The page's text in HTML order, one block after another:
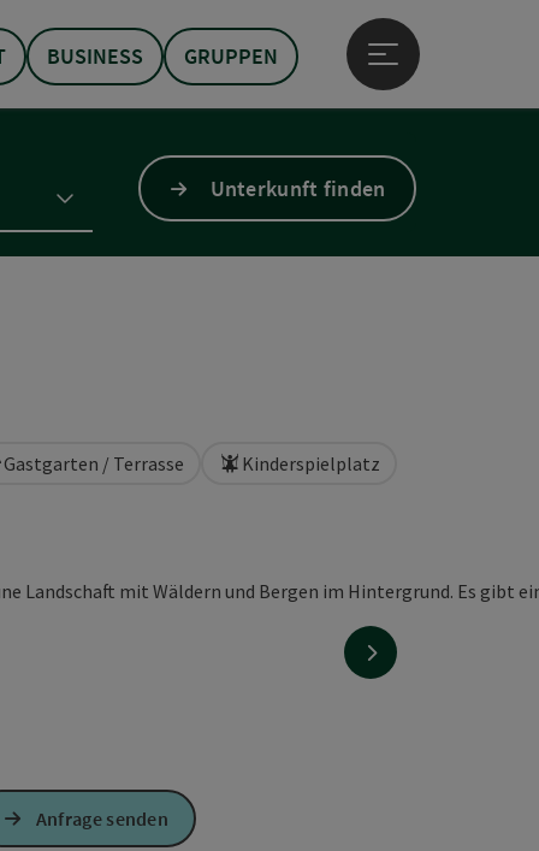
BUSINESS GRUPPEN
Hauptmenü öffnen
Unterkunft finden
nächstes Element
Gastgarten / Terrasse Kinderspielplatz
Anfrage senden